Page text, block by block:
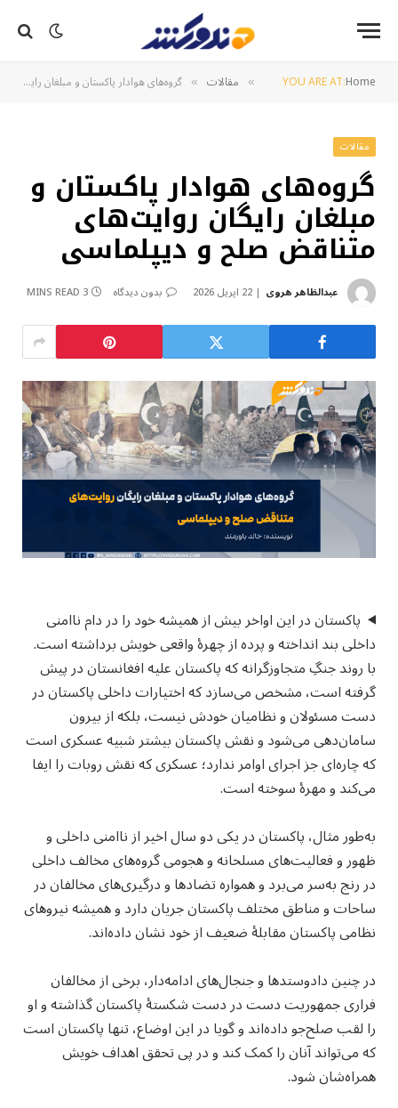
YOU ARE AT:Home
» مقالات » گروه‌های هوادار پاکستان و مبلغان رایگان روایت‌های متناقض صلح و دیپلماسی
مقالات
گروه‌های هوادار پاکستان و
مبلغان رایگان روایت‌های
متناقض صلح و دیپلماسی
عبدالظاهر هروی 22 اپریل 2026 بدون دیدگاه 3 MINS READ
پاکستان در این اواخر بیش از همیشه خود را در دام ناامنی
داخلی بند انداخته و پرده از چهرهٔ واقعی خویش برداشته است.
با روند جنگِ متجاوزگرانه که پاکستان علیه افغانستان در پیش
گرفته است، مشخص می‌سازد که اختیارات داخلی پاکستان در
دست مسئولان و نظامیان خودش نیست، بلکه از بیرون
سامان‌دهی می‌شود و نقش پاکستان بیشتر شبیه عسکری است
که چاره‌ای جز اجرای اوامر ندارد؛ عسکری که نقش روبات را ایفا
می‌کند و مهرهٔ سوخته است.
به‌طور مثال، پاکستان در یکی دو سال اخیر از ناامنی داخلی و
ظهور و فعالیت‌های مسلحانه و هجومی گروه‌های مخالف داخلی
در رنج به‌سر می‌برد و همواره تضادها و درگیری‌های مخالفان در
ساحات و مناطق مختلف پاکستان جریان دارد و همیشه نیروهای
نظامی پاکستان مقابلهٔ ضعیف از خود نشان داده‌اند.
در چنین دادوستد‌ها و جنجال‌های ادامه‌دار، برخی از مخالفان
فراری جمهوریت دست در دست شکستهٔ پاکستان گذاشته و او
را لقب صلح‌جو داده‌اند و گویا در این اوضاع، تنها پاکستان است
که می‌تواند آنان را کمک کند و در پی تحقق اهداف خویش
همراه‌شان شود.